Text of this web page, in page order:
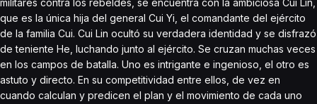
militares contra los rebeldes, se encuentra con la ambiciosa Cui Lin,
que es la única hija del general Cui Yi, el comandante del ejército
de la familia Cui. Cui Lin ocultó su verdadera identidad y se disfrazó
de teniente He, luchando junto al ejército. Se cruzan muchas veces
en los campos de batalla. Uno es intrigante e ingenioso, el otro es
astuto y directo. En su competitividad entre ellos, de vez en
cuando calculan y predicen el plan y el movimiento de cada uno